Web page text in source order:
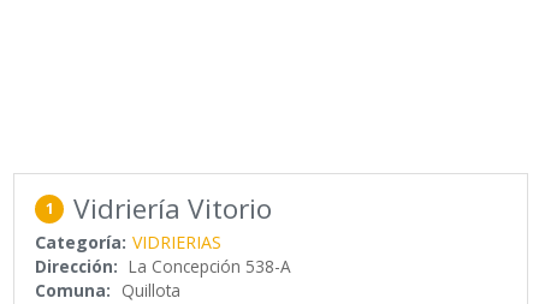
1 Vidriería Vitorio
Categoría: VIDRIERIAS
Dirección: La Concepción 538-A
Comuna: Quillota